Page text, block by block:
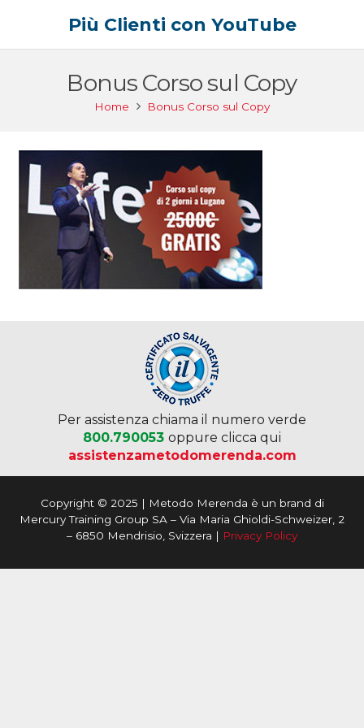
Più Clienti con YouTube
Bonus Corso sul Copy
Home Bonus Corso sul Copy
Per assistenza chiama il numero verde
800.790053 oppure clicca qui
assistenzametodomerenda.com
Copyright © 2025 | Metodo Merenda è un brand di
Mercury Training Group SA – Via Maria Ghioldi-Schweizer, 2
– 6850 Mendrisio, Svizzera | Privacy Policy